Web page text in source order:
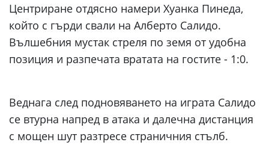
Центриране отдясно намери Хуанка Пинеда,
който с гърди свали на Алберто Салидо.
Вълшебния мустак стреля по земя от удобна
позиция и разпечата вратата на гостите - 1:0.
Веднага след подновяването на играта Салидо
се втурна напред в атака и далечна дистанция
с мощен шут разтресе страничния стълб.